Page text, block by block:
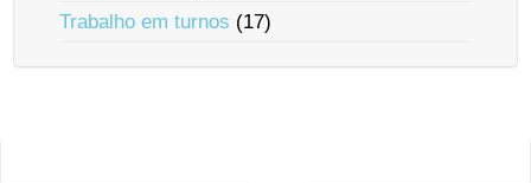
Trabalho em turnos (17)